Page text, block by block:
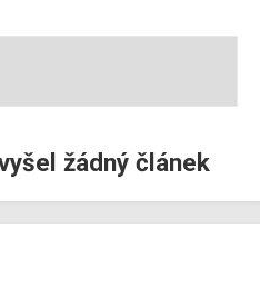
žádný článek